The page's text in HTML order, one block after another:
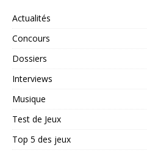
Actualités
Concours
Dossiers
Interviews
Musique
Test de Jeux
Top 5 des jeux